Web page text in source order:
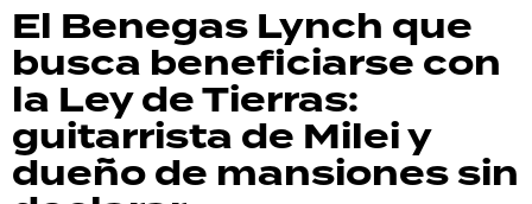
El Benegas Lynch que
busca beneficiarse con
la Ley de Tierras:
guitarrista de Milei y
dueño de mansiones sin